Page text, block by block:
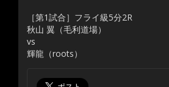
［第1試合］フライ級5分2R
秋山 翼（毛利道場）
vs
輝龍（roots）